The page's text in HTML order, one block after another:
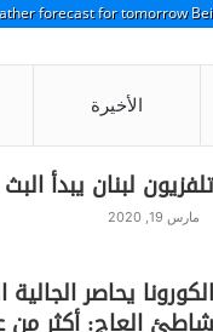
يجب السعي
طائفية ومذهبية
W
at
T
e
Pr
t
C
p
S
weather forecast for tomorrow ▸
الأخيرة
تلفزيون لبنان يبدأ
مارس 19, 2020
الكورونا يحاصر الجالية
شاطئ العاج: أكثر